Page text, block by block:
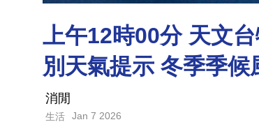
上午12時00分 天文
別天氣提示 冬季季
消閒
生活 Jan 7 2026